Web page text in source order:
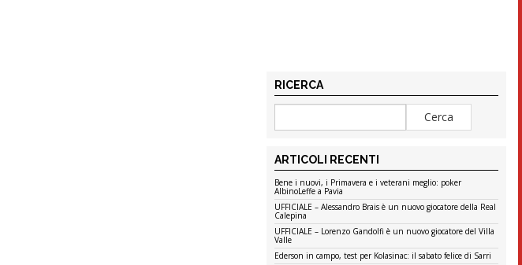
RICERCA
ARTICOLI RECENTI
Bene i nuovi, i Primavera e i veterani meglio: poker
AlbinoLeffe a Pavia
UFFICIALE – Alessandro Brais è un nuovo giocatore della Real
Calepina
UFFICIALE – Lorenzo Gandolfi è un nuovo giocatore del Villa
Valle
Ederson in campo, test per Kolasinac: il sabato felice di Sarri